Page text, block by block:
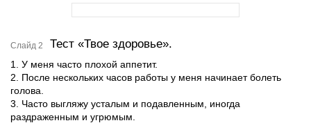
Слайд 2 Тест «Твое здоровье».
1. У меня часто плохой аппетит.
2. После нескольких часов работы у меня начинает болеть
голова.
3. Часто выгляжу усталым и подавленным, иногда
раздраженным и угрюмым.